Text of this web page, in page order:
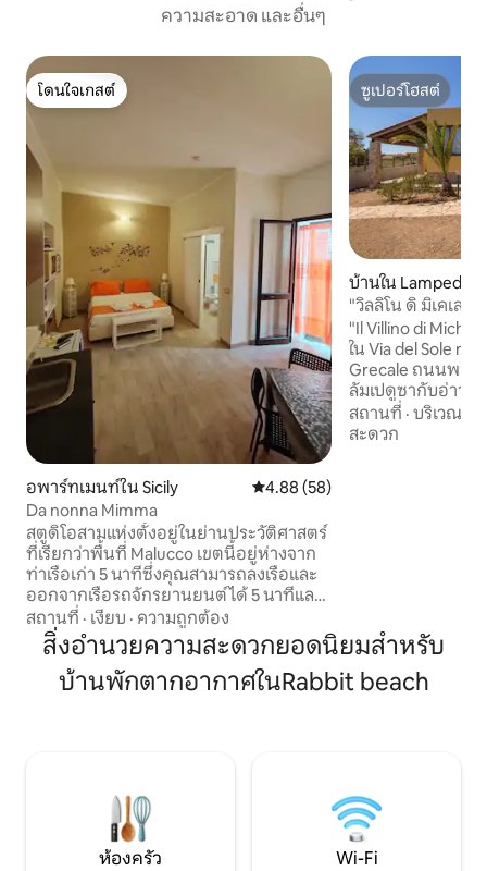
ความสะอาด และอื่นๆ
โดนใจเกสต์
โดนใจเกสต์
อพาร์ทเมนท์ใน Sicily คะแนนเฉลี่ย 4.88 จาก 5, 58 รีวิว
4.88 (58)
Da nonna Mimma
สตูดิโอสามแห่งตั้งอยู่ในย่านประวัติศาสตร์
ที่เรียกว่าพื้นที่ Malucco เขตนี้อยู่ห่างจาก
ท่าเรือเก่า 5 นาทีซึ่งคุณสามารถลงเรือและ
ออกจากเรือรถจักรยานยนต์ได้ 5 นาทีและ
ห่างจากศูนย์ประวัติศาสตร์ 10 นาที สตูดิโอ
มีขนาดประมาณ 35 ตารางเมตรแต่ละห้อง
ได้รับการปรับปรุงใหม่มีห้องครัวห้องน้ำและ
เครื่องปรับอากาศเหมาะสำหรับคู่รักหรือ
สถานที่ · เงียบ · ความถูกต้อง
ซูเปอร์โฮสต์
ซูเปอร์โฮสต์
บ้านใน
"วิลลิโน ดิ มิเคเล" -
"Il Villino di
ใน Via del Sole
Grecale ถนนพาโ
ลัมเปดูซากับอ่าวต่
ตะวันออกและตะวั
เกาะ ที่พักประกอ
สถานที่ ·บริเวณใก
สะดวก
สิ่งอำนวยความสะดวกยอดนิยมสำหรับ
บ้านพักตากอากาศในRabbit beach
ห้องครัว Wi-Fi